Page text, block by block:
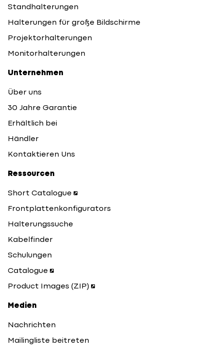
Standhalterungen
Halterungen für große Bildschirme
Projektorhalterungen
Monitorhalterungen
Unternehmen
Über uns
30 Jahre Garantie
Erhältlich bei
Händler
Kontaktieren Uns
Ressourcen
Short Catalogue
Frontplattenkonfigurators
Halterungssuche
Kabelfinder
Schulungen
Catalogue
Product Images (ZIP)
Medien
Nachrichten
Mailingliste beitreten